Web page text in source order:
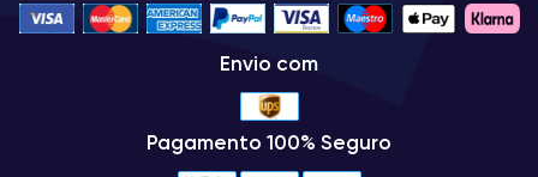
Envio com
Pagamento 100% Seguro